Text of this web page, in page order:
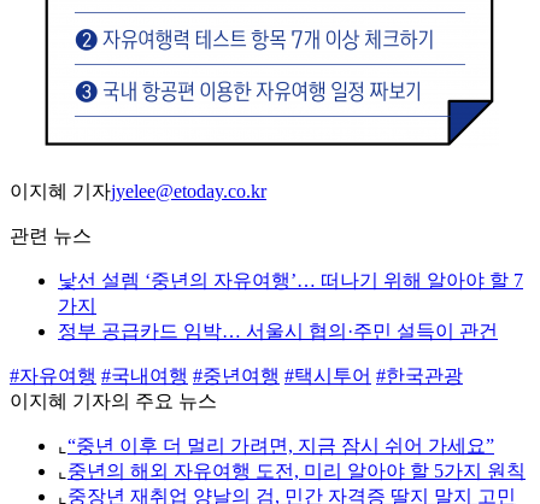
이지혜 기자jyelee@etoday.co.kr
관련 뉴스
낯선 설렘 ‘중년의 자유여행’… 떠나기 위해 알아야 할 7
가지
정부 공급카드 임박… 서울시 협의·주민 설득이 관건
#자유여행 #국내여행 #중년여행 #택시투어 #한국관광
이지혜 기자의 주요 뉴스
⌞ “중년 이후 더 멀리 가려면, 지금 잠시 쉬어 가세요”
⌞ 중년의 해외 자유여행 도전, 미리 알아야 할 5가지 원칙
⌞ 중장년 재취업 양날의 검, 민간 자격증 딸지 말지 고민